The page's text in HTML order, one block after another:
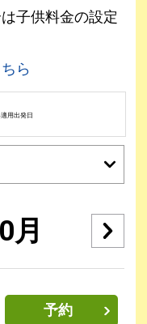
子供料金の設定
ら
用出発日
月
予約